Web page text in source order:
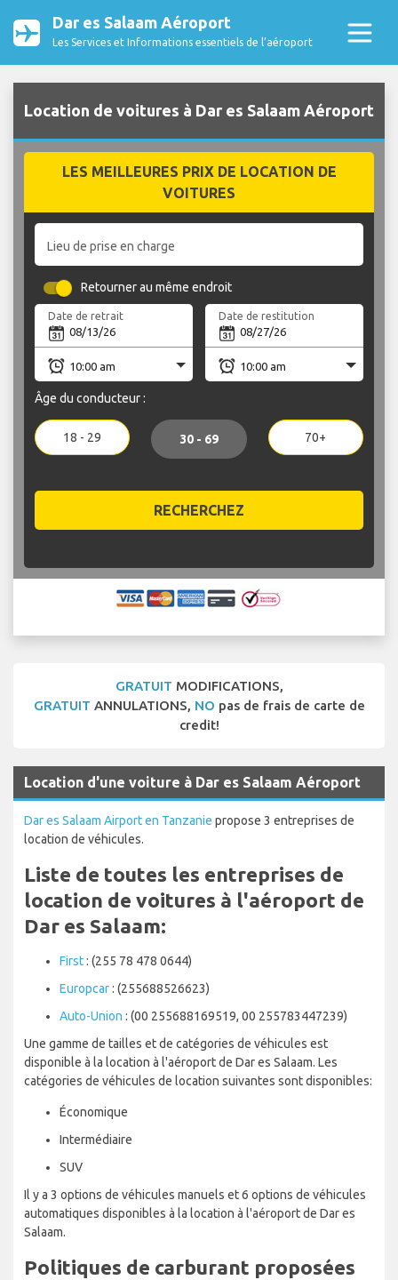
Dar es Salaam Aéroport
Les Services et Informations essentiels de l’aéroport
Location de voitures à Dar es Salaam Aéroport
LES MEILLEURES PRIX DE LOCATION DE
VOITURES
Lieu de prise en charge
Retourner au même endroit
Date de retrait Date de restitution
Âge du conducteur :
18 - 29 30 - 69 70+
RECHERCHEZ
GRATUIT MODIFICATIONS,
GRATUIT ANNULATIONS, NO pas de frais de carte de
credit!
Location d'une voiture à Dar es Salaam Aéroport
Dar es Salaam Airport en Tanzanie propose 3 entreprises de
location de véhicules.
Liste de toutes les entreprises de
location de voitures à l'aéroport de
Dar es Salaam:
First: (255 78 478 0644)
Europcar: (255688526623)
Auto-Union : (00 255688169519, 00 255783447239)
Une gamme de tailles et de catégories de véhicules est
disponible à la location à l'aéroport de Dar es Salaam. Les
catégories de véhicules de location suivantes sont disponibles:
Économique
Intermédiaire
SUV
Il y a 3 options de véhicules manuels et 6 options de véhicules
automatiques disponibles à la location à l'aéroport de Dar es
Salaam.
Politiques de carburant proposées